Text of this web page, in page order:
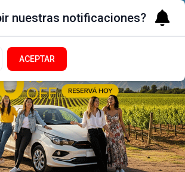
nuestras notificaciones?
ACEPTAR